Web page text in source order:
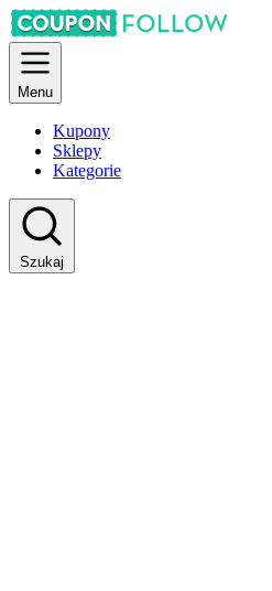
Menu
Kupony
Sklepy
Kategorie
Szukaj